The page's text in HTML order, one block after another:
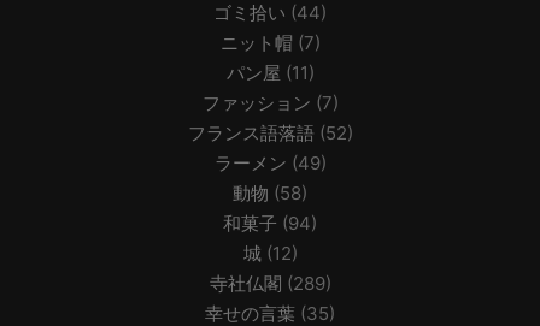
ゴミ拾い (44)
ニット帽 (7)
パン屋 (11)
ファッション (7)
フランス語落語 (52)
ラーメン (49)
動物 (58)
和菓子 (94)
城(12)
寺社仏閣 (289)
幸せの言葉 (35)